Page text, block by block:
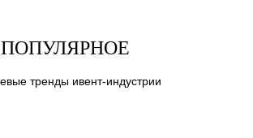
ПОПУЛЯРНОЕ